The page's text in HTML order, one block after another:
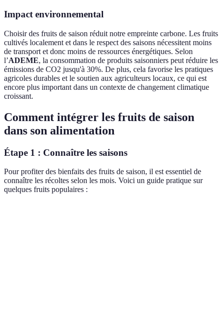
Impact environnemental
Choisir des fruits de saison réduit notre empreinte carbone. Les fruits
cultivés localement et dans le respect des saisons nécessitent moins
de transport et donc moins de ressources énergétiques. Selon
l’ADEME, la consommation de produits saisonniers peut réduire les
émissions de CO2 jusqu'à 30%. De plus, cela favorise les pratiques
agricoles durables et le soutien aux agriculteurs locaux, ce qui est
encore plus important dans un contexte de changement climatique
croissant.
Comment intégrer les fruits de saison
dans son alimentation
Étape 1 : Connaître les saisons
Pour profiter des bienfaits des fruits de saison, il est essentiel de
connaître les récoltes selon les mois. Voici un guide pratique sur
quelques fruits populaires :